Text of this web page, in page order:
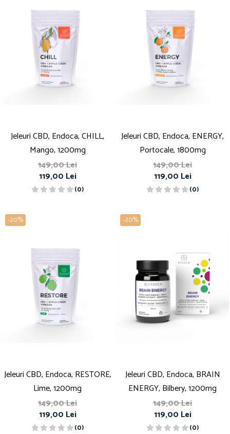
Jeleuri CBD, Endoca, CHILL,
Mango, 1200mg
149,00 Lei
119,00 Lei
(0)
Jeleuri CBD, Endoca, ENERGY,
Portocale, 1800mg
149,00 Lei
119,00 Lei
(0)
-20%
Jeleuri CBD, Endoca, RESTORE,
Lime, 1200mg
149,00 Lei
119,00 Lei
(0)
-20%
Jeleuri CBD, Endoca, BRAIN
ENERGY, Bilbery, 1200mg
149,00 Lei
119,00 Lei
(0)